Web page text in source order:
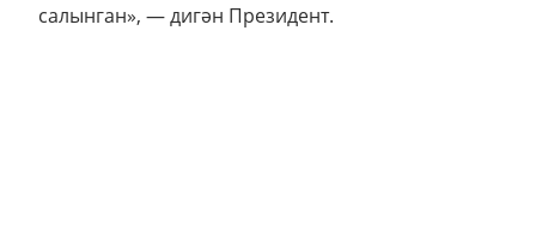
салынган», — дигән Президент.